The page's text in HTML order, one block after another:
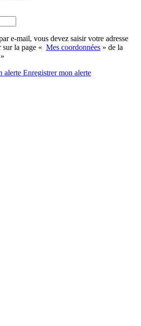
e-mail, vous devez saisir votre adresse
la page « Mes coordonnées » de la
alerte Enregistrermon alerte